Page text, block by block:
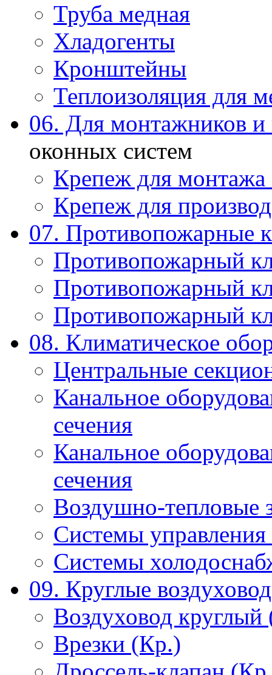
Труба медная
Хладогенты
Кронштейны
Теплоизоляция для
06. Для монтажников и
оконных систем
Крепеж для монтажа
Крепеж для
07. Противопожарные
Противопожарный
Противопожарный
Противопожарный
08. Климатическое
Центральные
Канальное
сечения
Канальное
сечения
Воздушно-тепловые
Системы
Системы
09. Круглые
Воздуховод
Врезки (Кр.)